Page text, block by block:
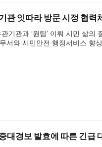
관 잇따라 방문 시정 협력
기관과 ‘원팀’ 이뤄 시민 삶의
서와 시민안전·행정서비스 향
대경보 발효에 따른 긴급